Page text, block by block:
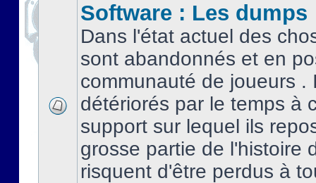
Software : Les dumps
Dans l'état actuel des
sont abandonnés et en
communauté de joueurs .
détériorés par le temps à
support sur lequel ils
grosse partie de l'histoire
risquent d'être perdus à